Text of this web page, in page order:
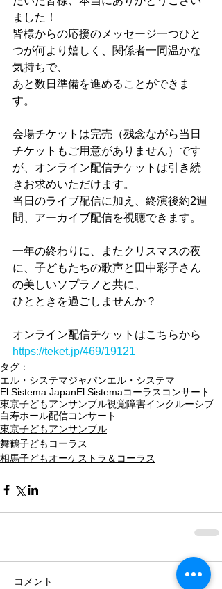
ました！
皆様からの応援のメッセージ一つひと
つが何より嬉しく、関係者一同温かな
気持ちで、
あと数日準備を進めることができま
す。
会場チケットは完売（残念ながら当日
チケットもご用意がありません）です
が、オンライン配信チケットは引き続
きお求めいただけます。
当日のライブ配信に加え、終演後約2週
間、アーカイブ配信を視聴できます。
一年の終わりに、またクリスマスの夜
に、子どもたちの歌声と田中彩子さん
の美しいソプラノと共に、
ひとときを過ごしませんか？
オンライン配信チケットはこちらから
https://teket.jp/469/19121
タグ：
エル・システマジャパンエル・システマ
El Sistema JapanEl Sistemaコーラス コンサート
東京子どもアンサンブル視覚障害インクルーシブ
白寿ホール配信コンサート
東京子どもアンサンブル
舞鶴子どもコーラス
相馬子どもオーケストラ＆コーラス
コメント